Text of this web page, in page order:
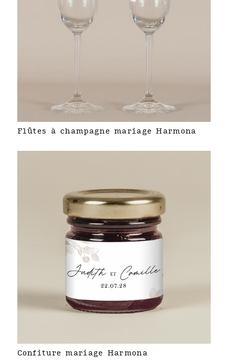
Flûtes à champagne mariage Harmona
Confiture mariage Harmona